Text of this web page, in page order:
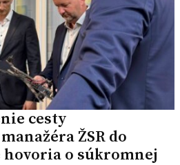
cesty
ŽSR do
hovoria o súkromnej